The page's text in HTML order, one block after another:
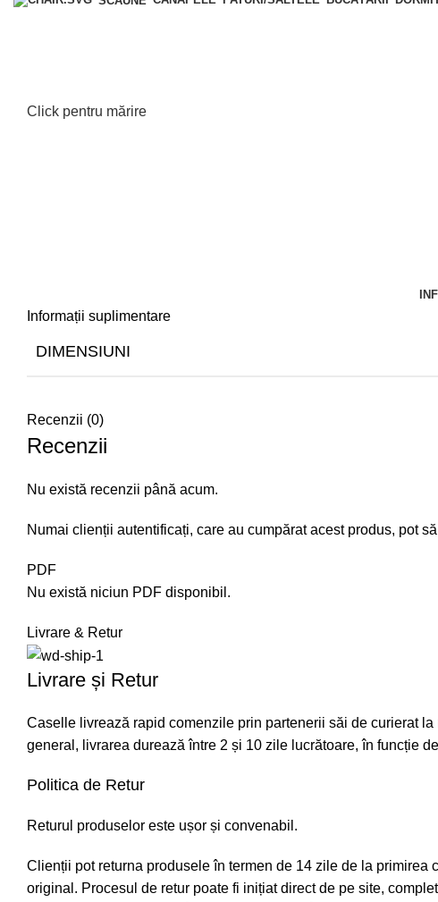
Click pentru mărire
Informații suplimentare
DIMENSIUNI
Recenzii (0)
Recenzii
Nu există recenzii până acum.
Numai clienții autentificați, care au cumpărat acest produs, pot
PDF
Nu există niciun PDF disponibil.
Livrare & Retur
Livrare și Retur
Caselle livrează rapid comenzile prin partenerii săi de curierat
general, livrarea durează între 2 și 10 zile lucrătoare, în funcție
Politica de Retur
Returul produselor este ușor și convenabil.
Clienții pot returna produsele în termen de 14 zile de la
original. Procesul de retur poate fi inițiat direct de pe site,